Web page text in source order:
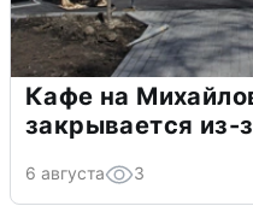
Кафе на
закрывается из-
6 августа 3